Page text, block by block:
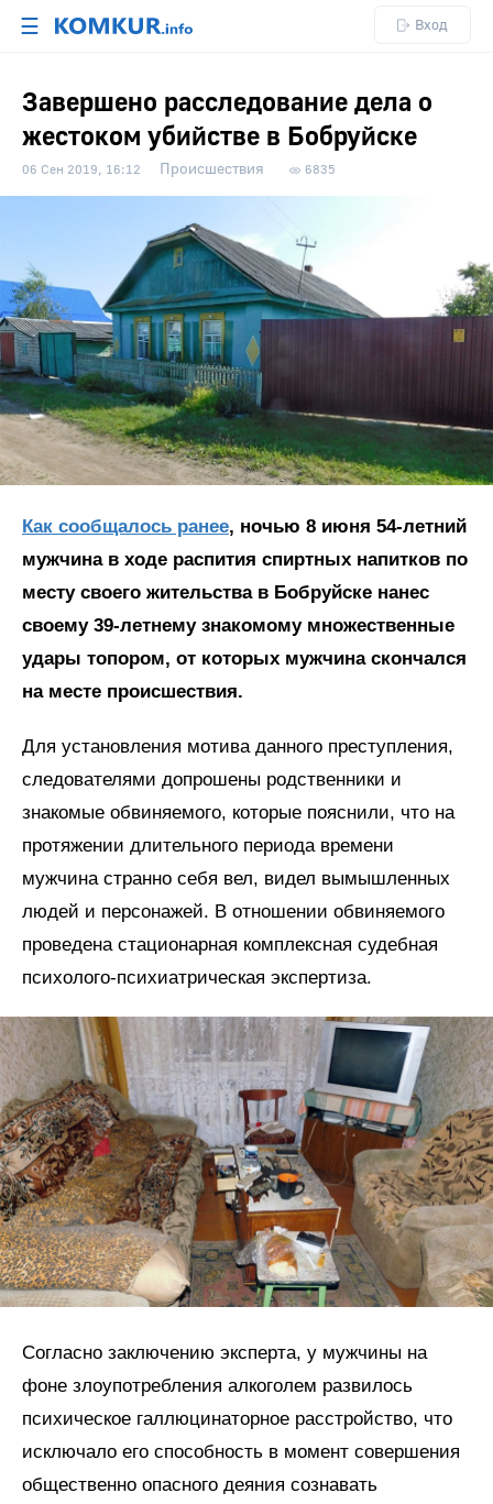
☰ Вход
Завершено расследование дела о
жестоком убийстве в Бобруйске
06 Сен 2019, 16:12 Происшествия 6835
Как сообщалось ранее, ночью 8 июня 54-летний
мужчина в ходе распития спиртных напитков по
месту своего жительства в Бобруйске нанес
своему 39-летнему знакомому множественные
удары топором, от которых мужчина скончался
на месте происшествия.
Для установления мотива данного преступления,
следователями допрошены родственники и
знакомые обвиняемого, которые пояснили, что на
протяжении длительного периода времени
мужчина странно себя вел, видел вымышленных
людей и персонажей. В отношении обвиняемого
проведена стационарная комплексная судебная
психолого-психиатрическая экспертиза.
Согласно заключению эксперта, у мужчины на
фоне злоупотребления алкоголем развилось
психическое галлюцинаторное расстройство, что
исключало его способность в момент совершения
общественно опасного деяния сознавать